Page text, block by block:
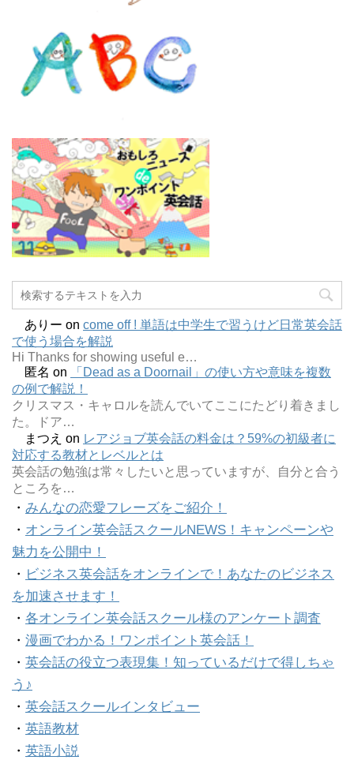
ありー on come off ! 単語は中学生で習うけど日常英会話
で使う場合を解説
Hi Thanks for showing useful e…
匿名 on
「Dead as a Doornail」の使い方や意味を複数
の例で解説！
クリスマス・キャロルを読んでいてここにたどり着きまし
た。ドア…
まつえ on レアジョブ英会話の料金は？59%の初級者に
対応する教材とレベルとは
英会話の勉強は常々したいと思っていますが、自分と合う
ところを…
・ みんなの恋愛フレーズをご紹介！
・ オンライン英会話スクールNEWS！キャンペーンや
魅力を公開中！
・ ビジネス英会話をオンラインで！あなたのビジネス
を加速させます！
・ 各オンライン英会話スクール様のアンケート調査
・ 漫画でわかる！ワンポイント英会話！
・ 英会話の役立つ表現集！知っているだけで得しちゃ
う♪
・ 英会話スクールインタビュー
・ 英語教材
・ 英語小説